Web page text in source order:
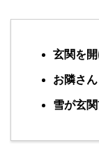
玄関を
お隣さ
雪が玄